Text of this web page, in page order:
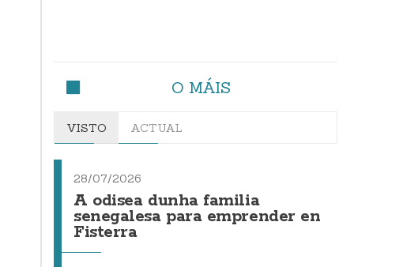
O MÁIS
VISTO ACTUAL
28/07/2026
A odisea dunha familia
senegalesa para emprender en
Fisterra